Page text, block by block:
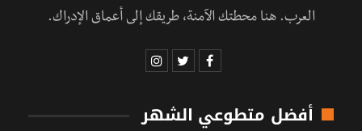
العرب. هنا محطتك الآمنة، طريقك إلى أعماق الإدراك.
أفضل متطوعي الشهر